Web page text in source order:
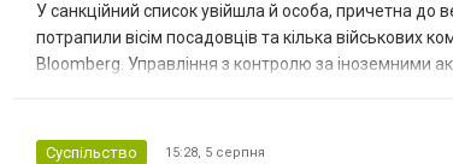
У санкційний список увійшла й особа, причетна до
потрапили вісім посадовців та кілька
Bloomberg. Управління з контролю за іноземними
Суспільство 15:28, 5 серпня